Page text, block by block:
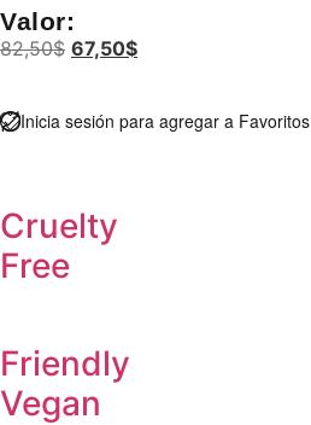
Valor:
82,50$ 67,50$
Inicia sesión para agregar a Favoritos
Cruelty
Free
Friendly
Vegan